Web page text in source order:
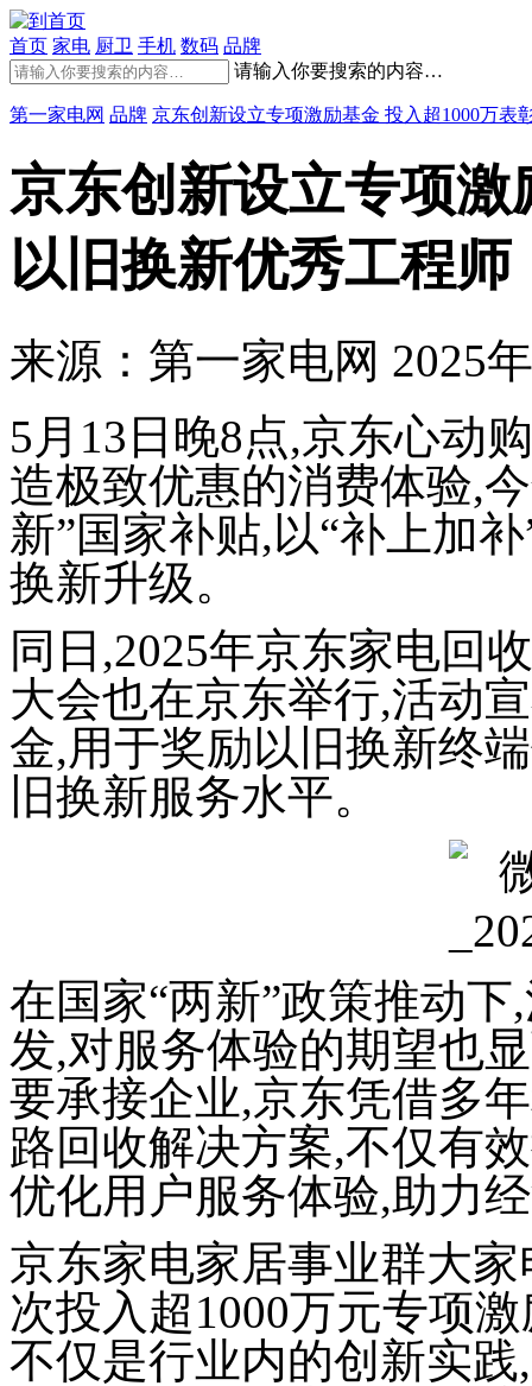
首页 家电 厨卫 手机 数码 品牌
请输入你要搜索的内容…
第一家电网 品牌 京东创新设立专项激励基金 投入超1000万表
京东创新设立专项激
以旧换新优秀工程师
来源：第一家电网 2025
5月13日晚8点,京东心动
造极致优惠的消费体验,
新”国家补贴,以“补上加
换新升级。
同日,2025年京东家电回
大会也在京东举行,活动
金,用于奖励以旧换新终
旧换新服务水平。
在国家“两新”政策推动下
发,对服务体验的期望也
要承接企业,京东凭借多
路回收解决方案,不仅有
优化用户服务体验,助力
京东家电家居事业群大
次投入超1000万元专项
不仅是行业内的创新实